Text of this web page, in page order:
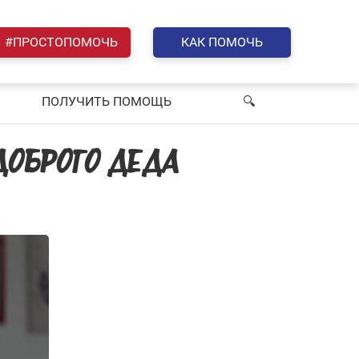
#ПРОСТОПОМОЧЬ КАК ПОМОЧЬ
ПОЛУЧИТЬ ПОМОЩЬ 🔍︎
ДЕДА